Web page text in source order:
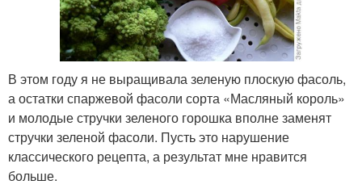
В этом году я не выращивала зеленую плоскую фасоль,
а остатки спаржевой фасоли сорта «Масляный король»
и молодые стручки зеленого горошка вполне заменят
стручки зеленой фасоли. Пусть это нарушение
классического рецепта, а результат мне нравится
больше.